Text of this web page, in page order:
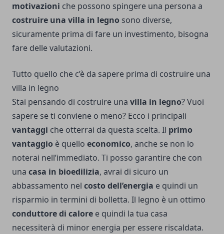
motivazioni che possono spingere una persona a
costruire una villa in legno sono diverse,
sicuramente prima di fare un investimento, bisogna
fare delle valutazioni.
Tutto quello che c’è da sapere prima di costruire una
villa in legno
Stai pensando di costruire una villa in legno? Vuoi
sapere se ti conviene o meno? Ecco i principali
vantaggi che otterrai da questa scelta. Il primo
vantaggio è quello economico, anche se non lo
noterai nell’immediato. Ti posso garantire che con
una casa in bioedilizia, avrai di sicuro un
abbassamento nel costo dell’energia e quindi un
risparmio in termini di bolletta. Il legno è un ottimo
conduttore di calore e quindi la tua casa
necessiterà di minor energia per essere riscaldata.